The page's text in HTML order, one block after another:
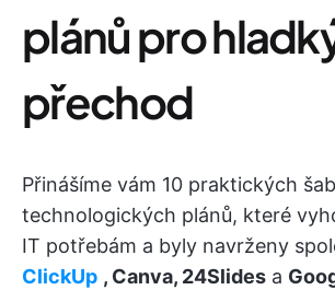
plánů pro
přechod
Přinášíme vám 10 praktických
technologických plánů, které
IT potřebám a byly navrženy
ClickUp , Canva, 24Slides a